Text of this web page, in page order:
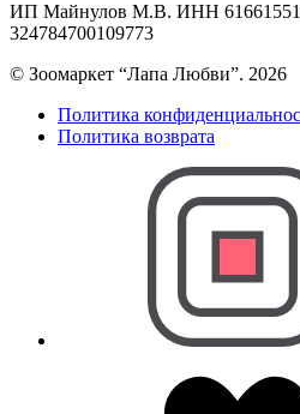
ИП Майнулов М.В. ИНН
324784700109773
© Зоомаркет “Лапа Любви”. 2026
Политика
Политика возврата